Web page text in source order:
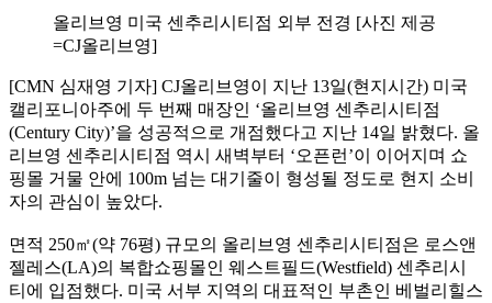
올리브영 미국 센추리시티점 외부 전경 [사진 제공
=CJ올리브영]
[CMN 심재영 기자] CJ올리브영이 지난 13일(현지시간) 미국
캘리포니아주에 두 번째 매장인 ‘올리브영 센추리시티점
(Century City)’을 성공적으로 개점했다고 지난 14일 밝혔다. 올
리브영 센추리시티점 역시 새벽부터 ‘오픈런’이 이어지며 쇼
핑몰 거물 안에 100m 넘는 대기줄이 형성될 정도로 현지 소비
자의 관심이 높았다.
면적 250㎡(약 76평) 규모의 올리브영 센추리시티점은 로스앤
젤레스(LA)의 복합쇼핑몰인 웨스트필드(Westfield) 센추리시
티에 입점했다. 미국 서부 지역의 대표적인 부촌인 베벌리힐스